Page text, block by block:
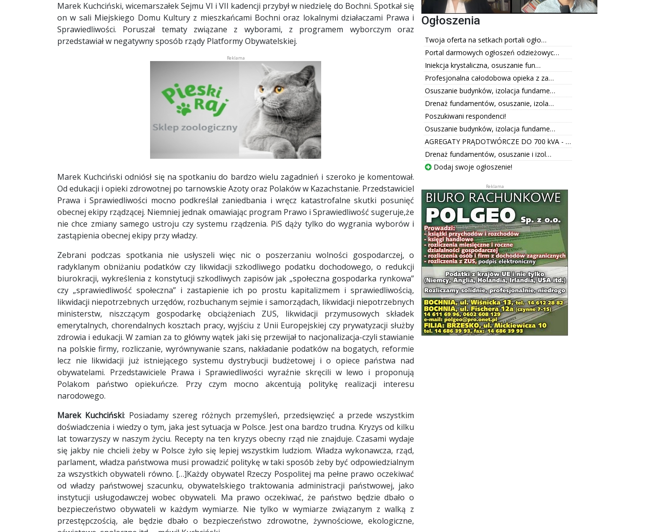
Marek Kuchciński, wicemarszałek Sejmu VI i VII kadencji przybył w niedzielę do Bochni. Spotkał się
on w sali Miejskiego Domu Kultury z mieszkańcami Bochni oraz lokalnymi działaczami Prawa i
Sprawiedliwości. Poruszał tematy związane z wyborami, z programem wyborczym oraz
przedstawiał w negatywny sposób rządy Platformy Obywatelskiej.
Marek Kuchciński odniósł się na spotkaniu do bardzo wielu zagadnień i szeroko je komentował.
Od edukacji i opieki zdrowotnej po tarnowskie Azoty oraz Polaków w Kazachstanie. Przedstawiciel
Prawa i Sprawiedliwości mocno podkreślał zaniedbania i wręcz katastrofalne skutki posunięć
obecnej ekipy rządzącej. Niemniej jednak omawiając program Prawo i Sprawiedliwość sugeruje,że
nie chce zmiany samego ustroju czy systemu rządzenia. PiS dąży tylko do wygrania wyborów i
zastąpienia obecnej ekipy przy władzy.
Zebrani podczas spotkania nie usłyszeli więc nic o poszerzaniu wolności gospodarczej, o
radyklanym obniżaniu podatków czy likwidacji szkodliwego podatku dochodowego, o redukcji
biurokracji, wykreślenia z konstytucji szkodliwych zapisów jak „społeczna gospodarka rynkowa”
czy „sprawiedliwość społeczna” i zastapienie ich po prostu kapitalizmem i sprawiedliwością,
likwidacji niepotrzebnych urzędów, rozbuchanym sejmie i samorządach, likwidacji niepotrzebnych
ministerstw, niszczącym gospodarkę obciążeniach ZUS, likwidacji przymusowych składek
emerytalnych, chorendalnych kosztach pracy, wyjściu z Unii Europejskiej czy prywatyzacji służby
zdrowia i edukacji. W zamian za to główny wątek jaki się przewijał to nacjonalizacja-czyli stawianie
na polskie firmy, rozliczanie, wyrównywanie szans, nakładanie podatków na bogatych, reformie
lecz nie likwidacji już istniejącego systemu dystrybucji budżetowej i o opiece państwa nad
obywatelami. Przedstawiciele Prawa i Sprawiedliwości wyraźnie skręcili w lewo i proponują
Polakom państwo opiekuńcze. Przy czym mocno akcentują politykę realizacji interesu
narodowego.
Marek Kuchciński: Posiadamy szereg różnych przemyśleń, przedsięwzięć a przede wszystkim
doświadczenia i wiedzy o tym, jaka jest sytuacja w Polsce. Jest ona bardzo trudna. Kryzys od kilku
lat towarzyszy w naszym życiu. Recepty na ten kryzys obecny rząd nie znajduje. Czasami wydaje
się jakby nie chcieli żeby w Polsce żyło się lepiej wszystkim ludziom. Władza wykonawcza, rząd,
parlament, władza państwowa musi prowadzić politykę w taki sposób żeby być odpowiedzialnym
za wszystkich obywateli równo. […]Każdy obywatel Rzeczy Pospolitej ma pełne prawo oczekiwać
od władzy państwowej szacunku, obywatelskiego traktowania administracji państwowej, jako
instytucji usługodawczej wobec obywateli. Ma prawo oczekiwać, że państwo będzie dbało o
bezpieczeństwo obywateli w każdym wymiarze. Nie tylko w wymiarze związanym z walką z
przestępczością, ale będzie dbało o bezpieczeństwo zdrowotne, żywnościowe, ekologiczne,
Ogłoszenia
Twoja oferta na setkach portali ogło…
Portal darmowych ogłoszeń odzieżowyc…
Iniekcja krystaliczna, osuszanie fun…
Profesjonalna całodobowa opieka z za…
Osuszanie budynków, izolacja fundame…
Drenaż fundamentów, osuszanie, izola…
Poszukiwani respondenci!
Osuszanie budynków, izolacja fundame…
AGREGATY PRĄDOTWÓRCZE DO 700 kVA - …
Drenaż fundamentów, osuszanie i izol…
Dodaj swoje ogłoszenie!